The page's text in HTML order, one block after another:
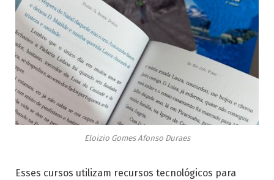
Eloizio Gomes Afonso Duraes
Esses cursos utilizam recursos tecnológicos para